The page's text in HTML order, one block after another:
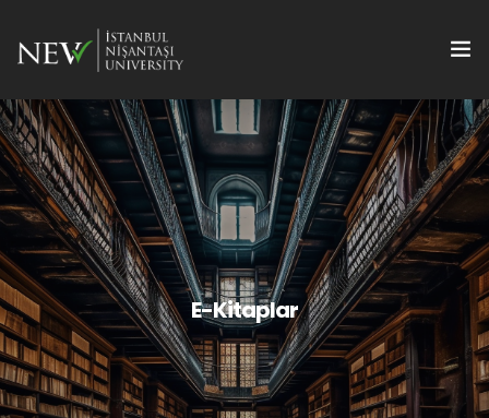
Hakkında
Kitaplar
E-Kitaplar
Dergiler
Konferanslar
İletişim
E-Kitaplar